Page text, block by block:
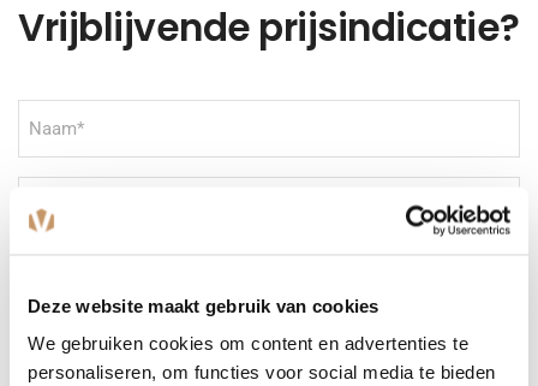
Deze website maakt gebruik van cookies
We gebruiken cookies om content en advertenties te
personaliseren, om functies voor social media te bieden
Vrijblijvende prijsindicatie?
Naam (Vereist)
Plaats
mailadres(Vereist)
Telefoonnummer